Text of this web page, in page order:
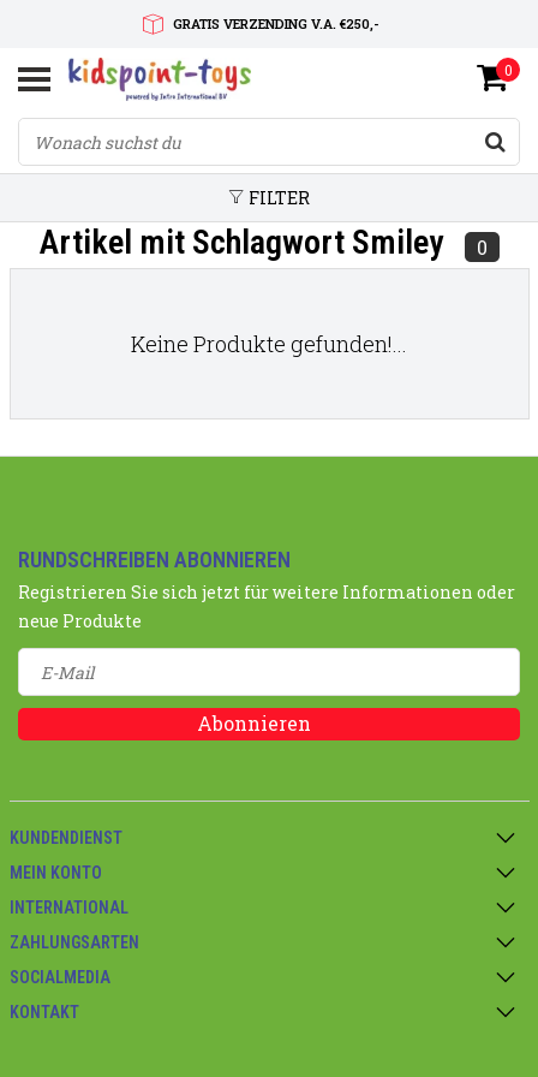
GRATIS VERZENDING V.A. €250,-
SNELLE LEVERTIJD
SERVICE OP MAAT
0
FILTER
Artikel mit Schlagwort Smiley 0
Keine Produkte gefunden!...
RUNDSCHREIBEN ABONNIEREN
Registrieren Sie sich jetzt für weitere Informationen oder
neue Produkte
Abonnieren
KUNDENDIENST
MEIN KONTO
INTERNATIONAL
ZAHLUNGSARTEN
SOCIALMEDIA
KONTAKT